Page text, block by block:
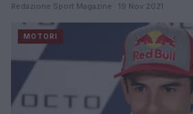
Redazione Sport Magazine · 19 Nov 2021
MOTORI